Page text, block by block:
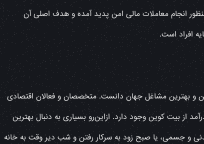
انجام معاملات مالی امن پدید آمده و هدف اصلی آن
افراد است.
و بهترین مشاغل جهان دانست. متخصصان و فعالان اقتصادی
از بیت کوین وجود دارد. ازاین‌رو بسیاری به دنبال بهترین
و جسمی، یا صبح زود به سرکار رفتن و شب دیر وقت به خانه